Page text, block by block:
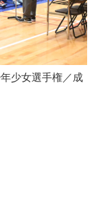
少女選手権／成